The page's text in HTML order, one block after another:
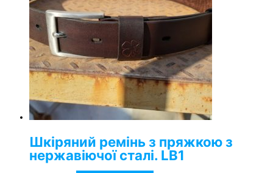
Шкіряний ремінь з пряжкою з
нержавіючої сталі. LB1